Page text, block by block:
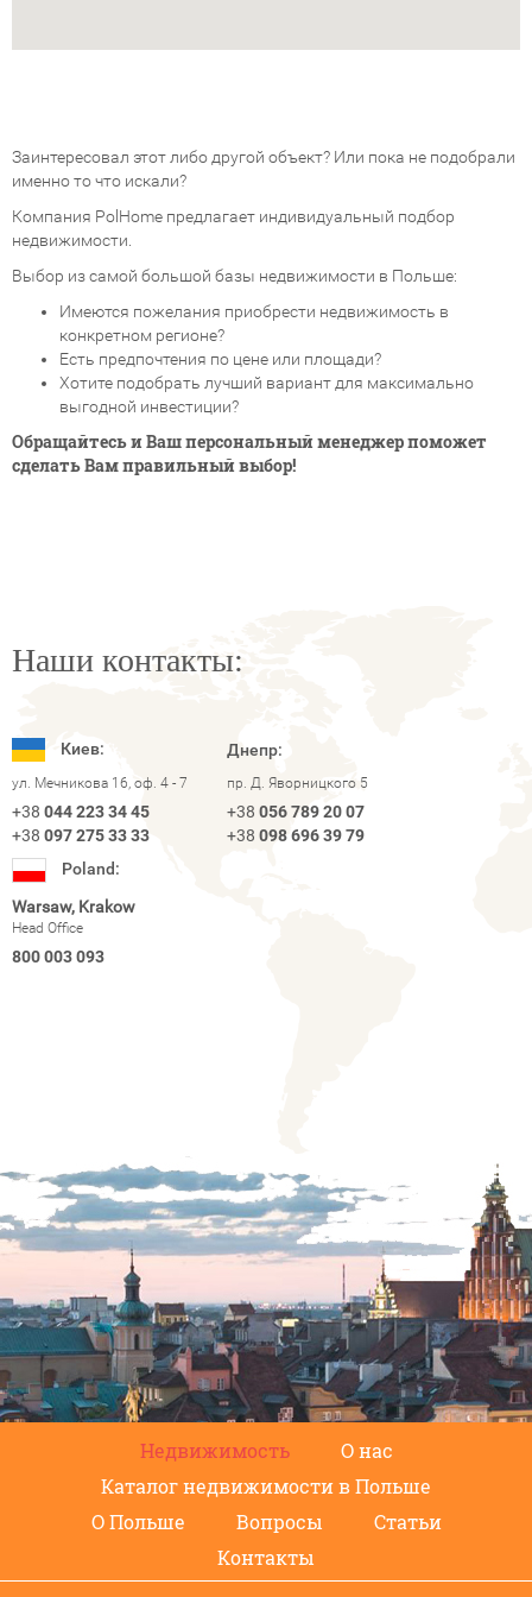
Заинтересовал этот либо другой объект? Или пока не подобрали
именно то что искали?
Компания PolHome предлагает индивидуальный подбор
недвижимости.
Выбор из самой большой базы недвижимости в Польше:
Имеются пожелания приобрести недвижимость в
конкретном регионе?
Есть предпочтения по цене или площади?
Хотите подобрать лучший вариант для максимально
выгодной инвестиции?
Обращайтесь и Ваш персональный менеджер поможет
сделать Вам правильный выбор!
Наши контакты:
Киев:
ул. Мечникова 16, оф. 4 - 7
+38 044 223 34 45
+38 097 275 33 33
Днепр:
пр. Д. Яворницкого 5
+38 056 789 20 07
+38 098 696 39 79
Poland:
Warsaw, Krakow
Head Office
800 003 093
Недвижимость
О нас
Каталог недвижимости в Польше
О Польше
Вопросы
Статьи
Контакты